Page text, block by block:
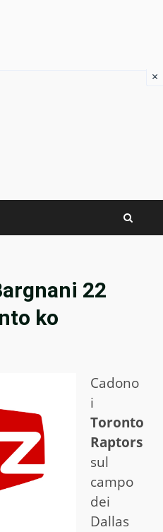
22
ko
Cadono
i
Toronto
Raptors
sul
campo
dei
Dallas
×